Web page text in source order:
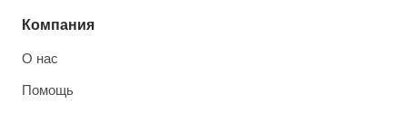
Компания
О нас
Помощь